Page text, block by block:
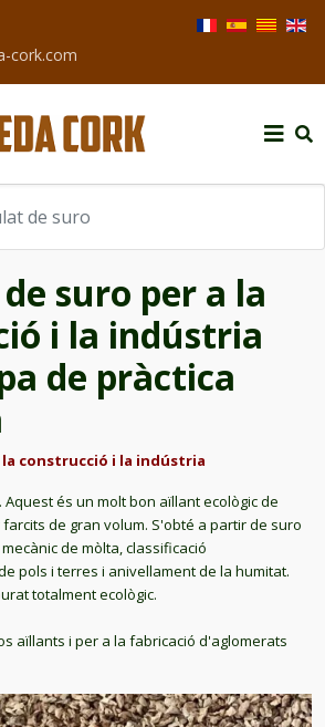
cork.com
Seleccioni el seu
de suro
suro per a la
i la indústria
de pràctica
construcció i la indústria
és un molt bon aïllant ecològic de
de gran volum. S'obté a partir de suro
de mòlta, classificació
pols i terres i anivellament de la humitat.
totalment ecològic.
aïllants i per a la fabricació d'aglomerats